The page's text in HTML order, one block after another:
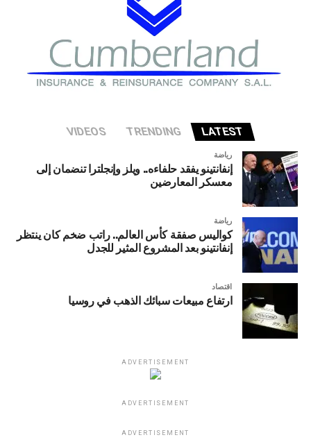
LATEST
TRENDING
VIDEOS
رياضة
إنفانتينو يفقد حلفاءه.. ويلز وإنجلترا تنضمان إلى
معسكر المعارضين
رياضة
كواليس صفقة كأس العالم.. راتب ضخم كان ينتظر
إنفانتينو بعد المشروع المثير للجدل
اقتصاد
ارتفاع مبيعات سبائك الذهب في روسيا
ADVERTISEMENT
ADVERTISEMENT
ADVERTISEMENT